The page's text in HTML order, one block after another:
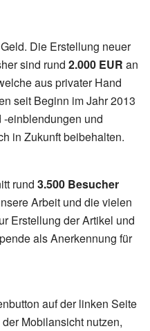
Die Erstellung neuer
sind rund 2.000 EUR an
aus privater Hand
seit Beginn im Jahr 2013
einblendungen und
in Zukunft beibehalten.
rund 3.500 Besucher
Arbeit und die vielen
Erstellung der Artikel und
als Anerkennung für
auf der linken Seite
Mobilansicht nutzen,